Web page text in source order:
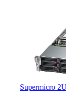
Supermicro